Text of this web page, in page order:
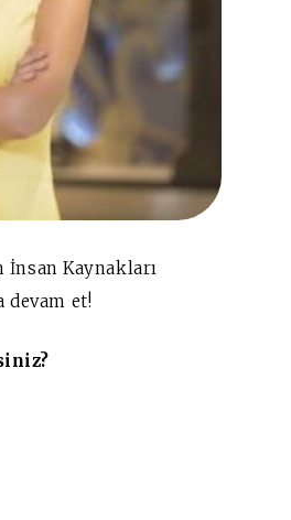
İnsan Kaynakları
et!